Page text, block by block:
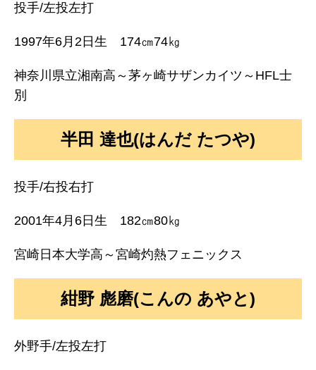
投手/左投左打
1997年6月2日生 174㎝74㎏
神奈川県立湘南高～茅ヶ崎サザンカイツ～HFL士
別
半田 達也(はんだ たつや)
投手/右投右打
2001年4月6日生 182㎝80㎏
宮崎日本大学高～宮崎灼熱フェニックス
紺野 彪磨(こんの あやと)
外野手/左投左打